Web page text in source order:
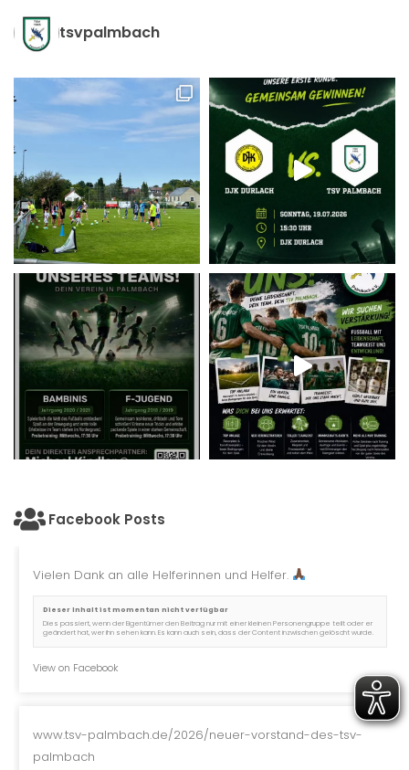
tsvpalmbach
Facebook Posts
Vielen Dank an alle Helferinnen und Helfer.
Dieser Inhalt ist momentan nicht verfügbar
Dies passiert, wenn der Eigentümer den Beitrag nur mit einer kleinen Personengruppe teilt oder er
geändert hat, wer ihn sehen kann. Es kann auch sein, dass der Content inzwischen gelöscht wurde.
View on Facebook
www.tsv-palmbach.de/2026/neuer-vorstand-des-tsv-
palmbach